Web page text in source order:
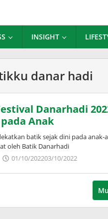
INSIGHT
danar hadi
Danarhadi
Anak
batik sejak dini pada
oleh Batik Danarhadi
01/10/202203/10/2022